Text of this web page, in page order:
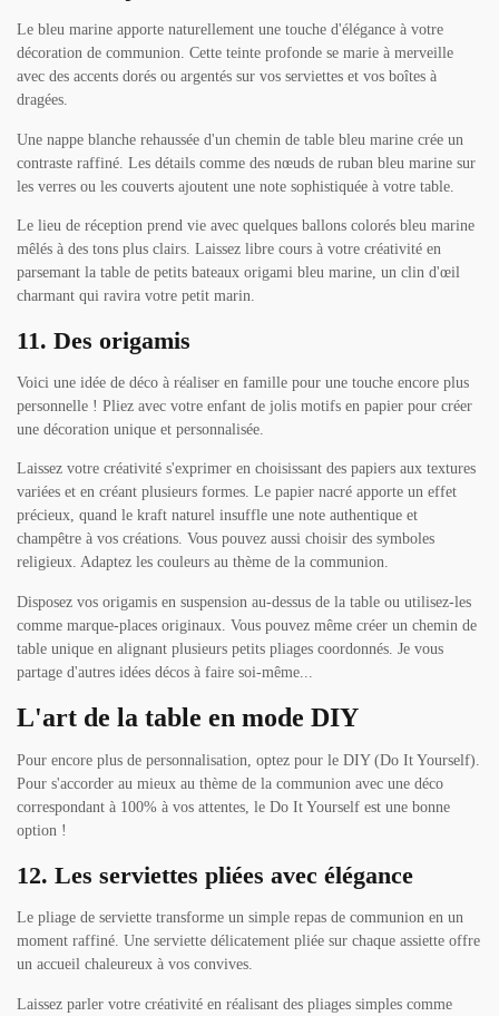
Le bleu marine apporte naturellement une touche d'élégance à votre
décoration de communion. Cette teinte profonde se marie à merveille
avec des accents dorés ou argentés sur vos serviettes et vos boîtes à
dragées.
Une nappe blanche rehaussée d'un chemin de table bleu marine crée un
contraste raffiné. Les détails comme des nœuds de ruban bleu marine sur
les verres ou les couverts ajoutent une note sophistiquée à votre table.
Le lieu de réception prend vie avec quelques ballons colorés bleu marine
mêlés à des tons plus clairs. Laissez libre cours à votre créativité en
parsemant la table de petits bateaux origami bleu marine, un clin d'œil
charmant qui ravira votre petit marin.
11. Des origamis
Voici une idée de déco à réaliser en famille pour une touche encore plus
personnelle ! Pliez avec votre enfant de jolis motifs en papier pour créer
une décoration unique et personnalisée.
Laissez votre créativité s'exprimer en choisissant des papiers aux textures
variées et en créant plusieurs formes. Le papier nacré apporte un effet
précieux, quand le kraft naturel insuffle une note authentique et
champêtre à vos créations. Vous pouvez aussi choisir des symboles
religieux. Adaptez les couleurs au thème de la communion.
Disposez vos origamis en suspension au-dessus de la table ou utilisez-les
comme marque-places originaux. Vous pouvez même créer un chemin de
table unique en alignant plusieurs petits pliages coordonnés. Je vous
partage d'autres idées décos à faire soi-même...
L'art de la table en mode DIY
Pour encore plus de personnalisation, optez pour le DIY (Do It Yourself).
Pour s'accorder au mieux au thème de la communion avec une déco
correspondant à 100% à vos attentes, le Do It Yourself est une bonne
option !
12. Les serviettes pliées avec élégance
Le pliage de serviette transforme un simple repas de communion en un
moment raffiné. Une serviette délicatement pliée sur chaque assiette offre
un accueil chaleureux à vos convives.
Laissez parler votre créativité en réalisant des pliages simples comme